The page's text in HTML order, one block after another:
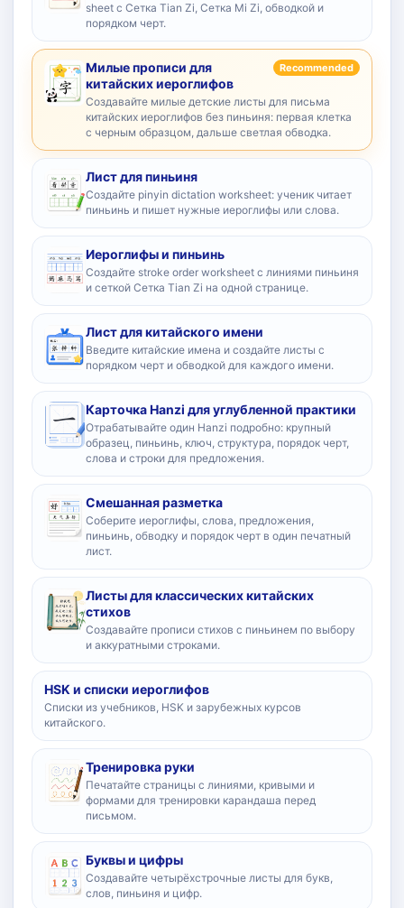
sheet с Сетка Tian Zi, Сетка Mi Zi, обводкой и
порядком черт.
Милые прописи для
китайских иероглифов
Recommended
Создавайте милые детские листы для письма
китайских иероглифов без пиньиня: первая клетка
с черным образцом, дальше светлая обводка.
Лист для пиньиня
Создайте pinyin dictation worksheet: ученик читает
пиньинь и пишет нужные иероглифы или слова.
Иероглифы и пиньинь
Создайте stroke order worksheet с линиями пиньиня
и сеткой Сетка Tian Zi на одной странице.
Лист для китайского имени
Введите китайские имена и создайте листы с
порядком черт и обводкой для каждого имени.
Карточка Hanzi для углубленной практики
Отрабатывайте один Hanzi подробно: крупный
образец, пиньинь, ключ, структура, порядок черт,
слова и строки для предложения.
Смешанная разметка
Соберите иероглифы, слова, предложения,
пиньинь, обводку и порядок черт в один печатный
лист.
Листы для классических китайских
стихов
Создавайте прописи стихов с пиньинем по выбору
и аккуратными строками.
HSK и списки иероглифов
Списки из учебников, HSK и зарубежных курсов
китайского.
Тренировка руки
Печатайте страницы с линиями, кривыми и
формами для тренировки карандаша перед
письмом.
Буквы и цифры
Создавайте четырёхстрочные листы для букв,
слов, пиньиня и цифр.